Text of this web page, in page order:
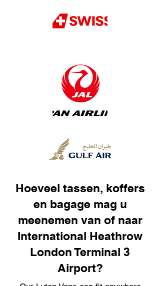
Hoeveel tassen, koffers
en bagage mag u
meenemen van of naar
International Heathrow
London Terminal 3
Airport?